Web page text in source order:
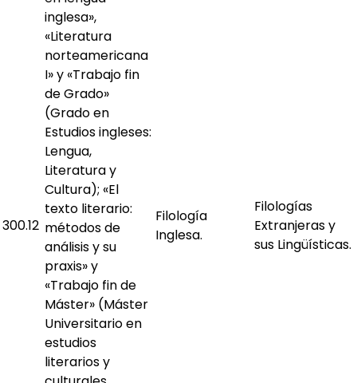
300.12
inglesa»,
«Literatura
norteamericana
I» y «Trabajo fin
de Grado»
(Grado en
Estudios ingleses:
Lengua,
Literatura y
Cultura); «El
texto literario:
métodos de
análisis y su
praxis» y
«Trabajo fin de
Máster» (Máster
Universitario en
estudios
literarios y
Filología
Inglesa.
Filologías
Extranjeras y
sus Lingüísticas.